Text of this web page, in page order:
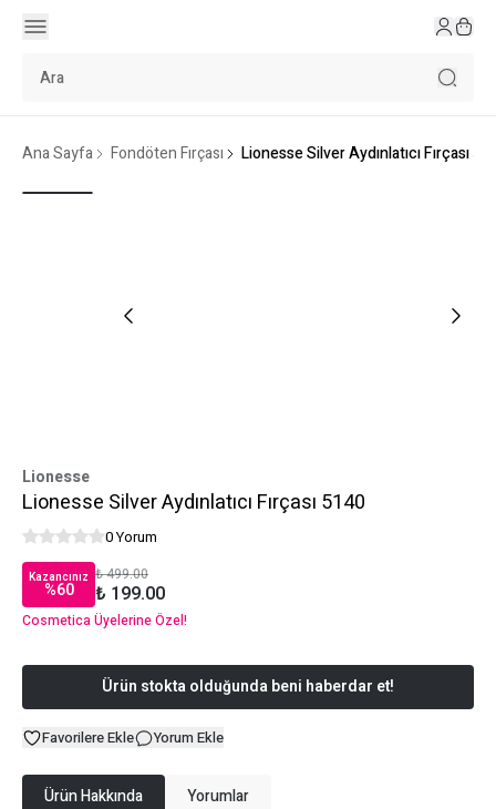
Ana Sayfa Fondöten Fırçası Lionesse Silver Aydınlatıcı Fırçası
Lionesse
Lionesse Silver Aydınlatıcı Fırçası 5140
0 Yorum
Kazancınız
%60
₺ 499.00
₺ 199.00
Cosmetica Üyelerine Özel!
Ürün stokta olduğunda beni haberdar et!
Favorilere Ekle Yorum Ekle
Ürün Hakkında Yorumlar